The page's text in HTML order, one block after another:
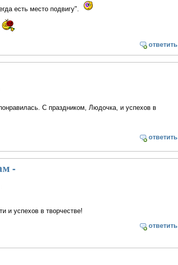
есть место подвигу".
ответить
С праздником, Людочка, и успехов в
ответить
-
и успехов в творчестве!
ответить